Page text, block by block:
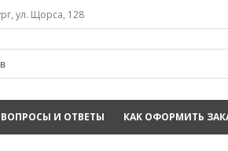
ул. Щорса, 128
ВОПРОСЫ И ОТВЕТЫ КАК ОФОРМИТЬ